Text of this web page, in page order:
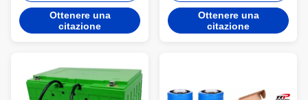
immagazzinamento
dell'energia del trattore
dell'aeroporto della spazzatrice
Ottenere una
citazione
immagazzinamento
dell'energia del trattore
dell'aeroporto della spazzatrice
Ottenere una
citazione